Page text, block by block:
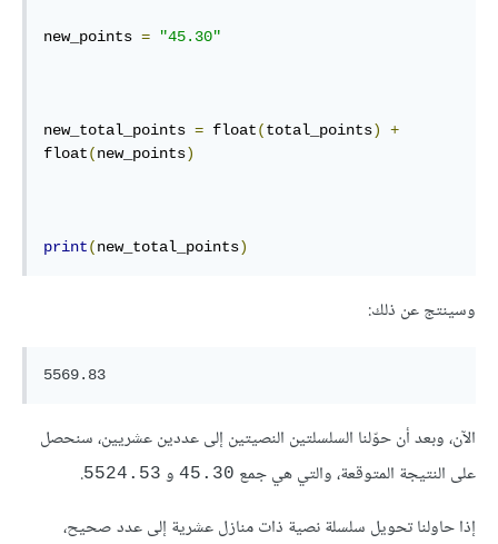
new_points = "45.30"
new_total_points = float(total_points)
+
float(new_points)
print(new_total_points)
وسينتج عن ذلك:
5569.83
الآن، وبعد أن حوّلنا السلسلتين النصيتين إلى عددين عشريين، سنحصل
على النتيجة المتوقعة، والتي هي جمع 45.30 و 5524.53
.
إذا حاولنا تحويل سلسلة نصية ذات منازل عشرية إلى عدد صحيح،